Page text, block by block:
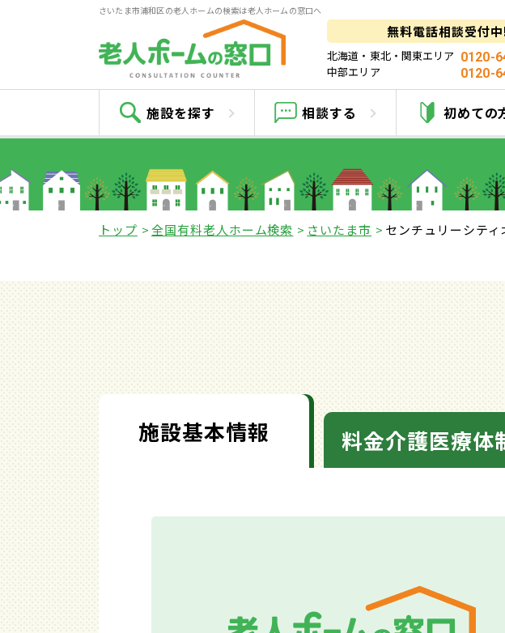
さいたま市浦和区の老人ホームの検索は老人ホームの窓口へ
無料電話相談受付
北海道・東北・関東エリア 0120-
中部エリア
0120-
施設を探す 相談する 初めての
センチュ
トップ 全国有料老人ホーム検索 さいたま市 センチュリーシティ
施設基本情報 料金介護医療体